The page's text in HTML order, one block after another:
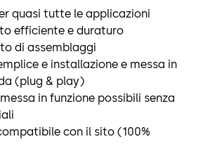
quasi tutte le applicazioni
efficiente e duraturo
di assemblaggi
e installazione e messa in
(plug & play)
in funzione possibili senza
con il sito (100%